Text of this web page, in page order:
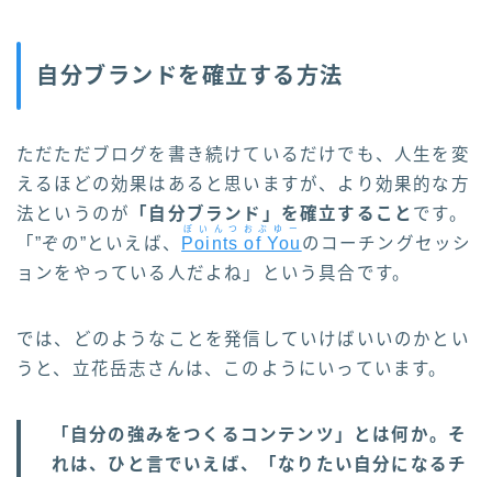
自分ブランドを確立する方法
ただただブログを書き続けているだけでも、人生を変
えるほどの効果はあると思いますが、より効果的な方
法というのが
「自分ブランド」を確立すること です。
「”ぞの”といえば、
Points of You
ぽいんつおぶゆー
のコーチングセッシ
ョンをやっている人だよね」という具合です。
では、どのようなことを発信していけばいいのかとい
うと、立花岳志さんは、このようにいっています。
「自分の強みをつくるコンテンツ」とは何か。そ
れは、ひと言でいえば、「なりたい自分になるチ